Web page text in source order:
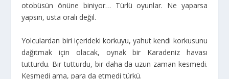
otobüsün önüne biniyor… Türlü oyunlar. Ne yaparsa
yapsın, usta oralı değil.
Yolculardan biri içerideki korkuyu, yahut kendi korkusunu
dağıtmak için olacak, oynak bir Karadeniz havası
tutturdu. Bir tutturdu, bir daha da uzun zaman kesmedi.
Kesmedi ama, para da etmedi türkü.